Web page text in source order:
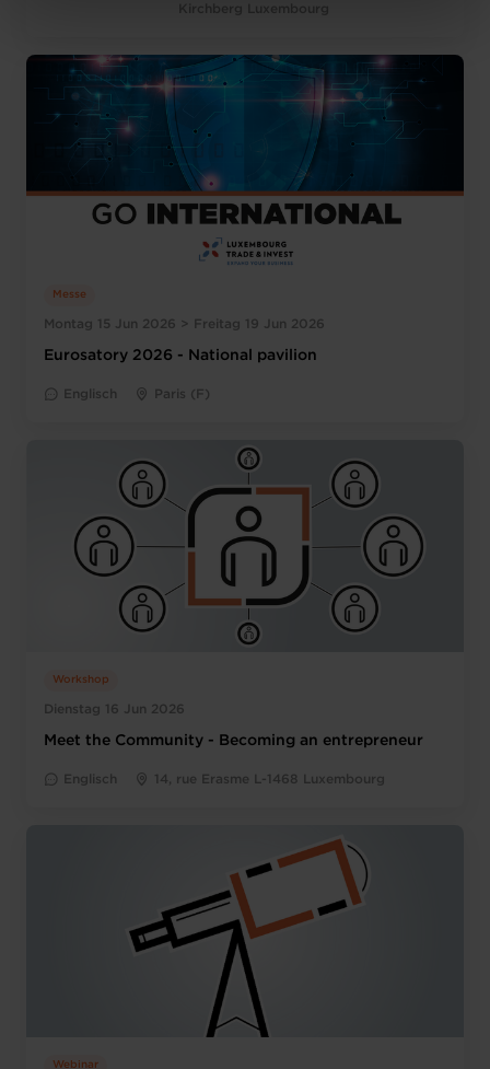
Montag 15 Jun 2026 > Freitag 19 Jun 2026
Messe
Eurosatory 2026 - National pavilion
Englisch Paris (F)
Dienstag 16 Jun 2026
Workshop
Meet the Community - Becoming an entrepreneur
Englisch 14, rue Erasme L-1468 Luxembourg
Webinar